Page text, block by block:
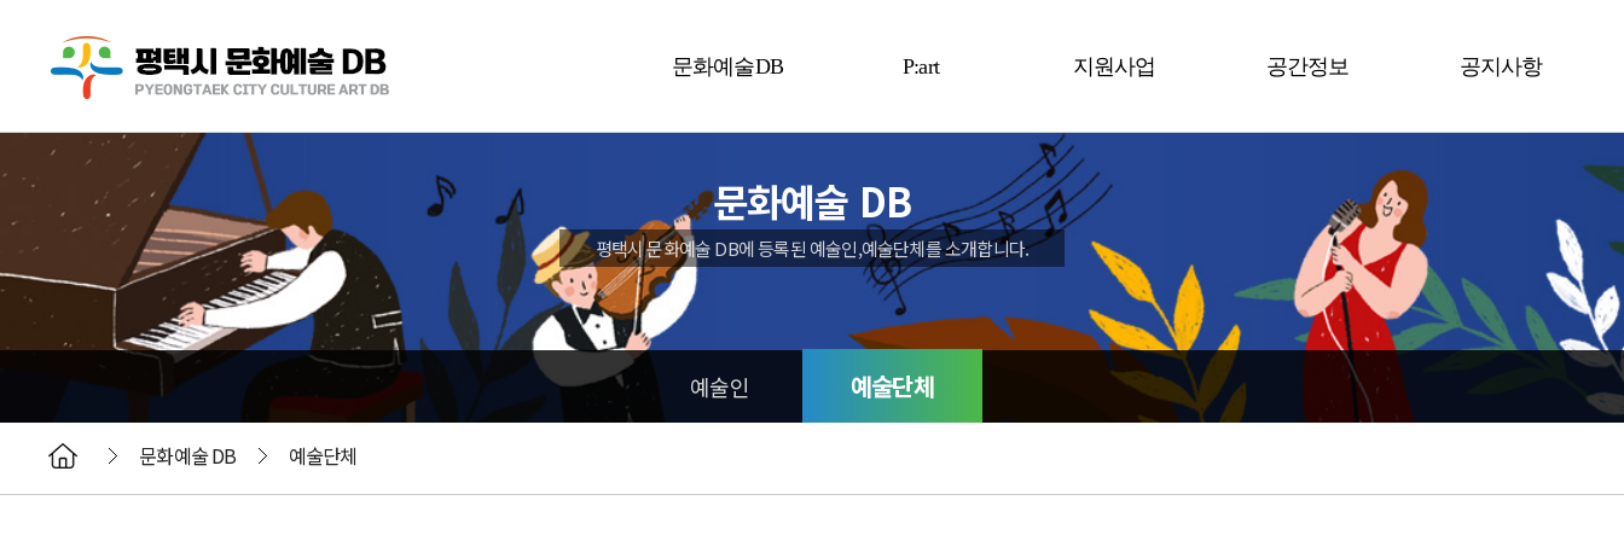
문화예술DB
예술단체
P:art 지원사업
평택시
전 국
공간정보
북부권역
서부권역
공지사항
문화예술 DB
평택시 문화예술 DB에 등록된 예술인,예술단체를 소개합니다.
예술인 예술단체
문화예술 DB 예술단체